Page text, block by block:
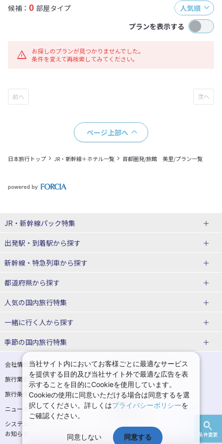
条件変更
候補： 0 部屋タイプ
人気順
プランを表示する
お探しのプランが見つかりませんでした。
条件を変えて再検索してみてください。
ページ上部へ
日本旅行トップ JR・新幹線＋ホテル一覧 首都圏発/旅館 美里/プラン一覧
JR・新幹線パック特集
JR・新幹線＋ホテルパック
出張パック
出発駅・到着駅から探す
秋田⇔東京 新幹線パック
仙台→東京 新幹線パック
富山⇔東京 新幹線パック
東京→仙台 新幹線パック
東京→金沢 新幹線パック
東京⇔軽井沢 新幹線パック 東京→長野 新幹線パック
東京→名古屋 新幹線パック 東京→京都 新幹線パック
東京→大阪（新大阪） 新幹線パッ
ク
東京→神戸（新神戸） 新幹線パッ
ク
東京→岡山 新幹線パック 東京→広島 新幹線パック
新幹線・特急列車から探す
北海道新幹線 旅行
山形新幹線 旅行
東海道新幹線 旅行
上越新幹線 旅行
九州新幹線 旅行 西九州新幹線 旅行
特急サンダーバード 旅行
都道府県から探す
北海道旅行・ツアー
東北
青森旅行・ツアー 岩手旅行・ツアー
宮城旅行・ツアー 秋田旅行・ツアー
山形旅行・ツアー 福島旅行・ツアー
関東
神奈川旅行・ツアー
人気の国内旅行特集
東京ディズニーリゾート®への旅
ユニバーサル・スタジオ・ジャパ
温泉旅行 日帰り旅行
一緒に行く人から探す
一人旅 国内版
カップル・夫婦旅行 国内版 女子旅 国内版
卒業旅行・学生旅行 国内版
季節の国内旅行特集
桜・お花見特集
ゴールデンウィーク（GW）の国内
旅行
夏休み・お盆の国内旅行 7月の国内旅行
8月の国内旅行 9月の国内旅行
10月の国内旅行 11月の国内旅行
会社情報
プライバシーポリシー
旅行業登録票・約款
規約集
旅行条件書
商標について
ニュースリリース
採用情報
システムメンテナンスの
お知らせ
当社サイト内においてお客様ごとに最適なサービス
を提供する目的及び当社サイト外で最適な広告を表
示することを目的にCookieを使用しています。
Cookieの使用に同意いただける場合は同意するを選
択してください。詳しくはプライバシーポリシーを
ご確認ください。
同意しない 同意する